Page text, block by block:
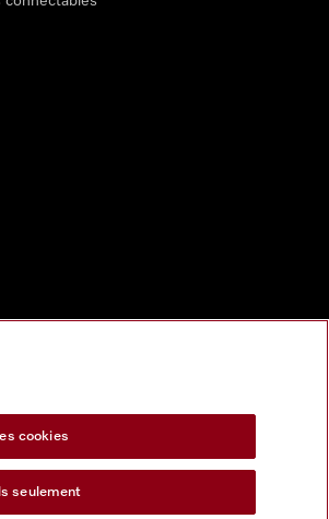
cookies
seulement